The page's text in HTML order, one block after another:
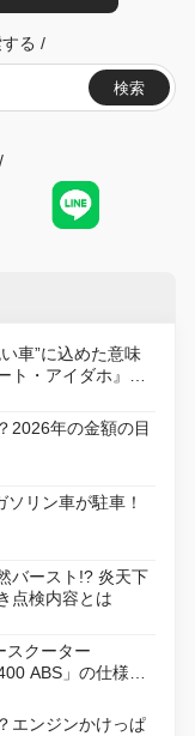
る /
検索
/
車”に込めた意味
ト・アイダホ』が
2026年の金額の目
リン車が駐車！
バースト!? 炎天下
点検内容とは
スクーター
ABS」の仕様を
エンジンかけっぱ